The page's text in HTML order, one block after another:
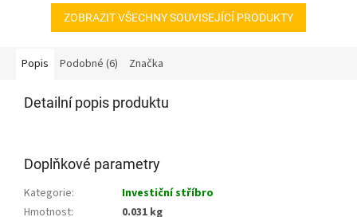
ZOBRAZIT VŠECHNY SOUVISEJÍCÍ PRODUKTY
Popis Podobné (6) Značka
Detailní popis produktu
Doplňkové parametry
Kategorie:
Investiční stříbro
Hmotnost:
0.031 kg